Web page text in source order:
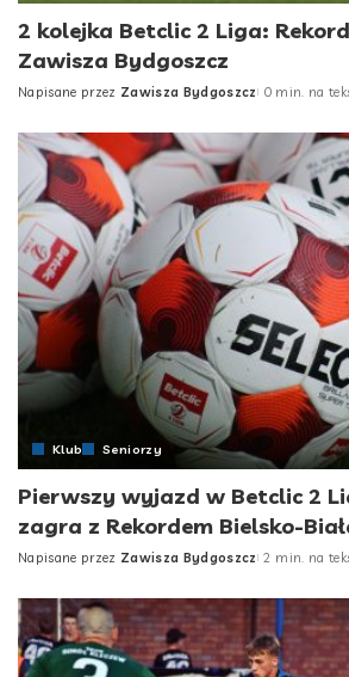
2 kolejka Betclic 2 Liga:
Zawisza Bydgoszcz
Posted
Napisane przez Zawisza Bydgoszcz 0 min. na
Klub Seniorzy
Pierwszy wyjazd w Betclic 2
zagra z Rekordem Bielsko-
Posted
Napisane przez Zawisza Bydgoszcz 2 min. na